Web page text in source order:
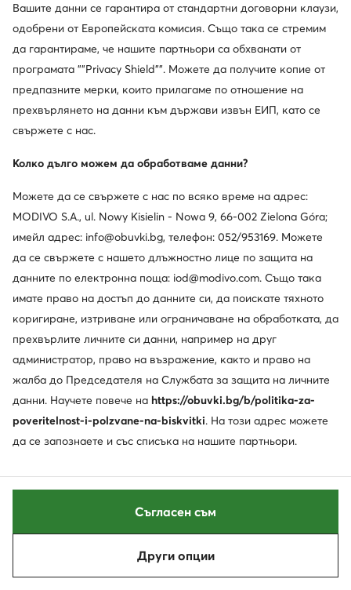
Rage Age
Боти · Бежов
143,16€
Pikolinos
Зимни обувки · Бежов
146,74€
Rieker
Актуална цена
66,98€
DeeZee
Зимни обувки · Бежов
51,12€
Вашите данни се гарантира от стандартни договорни клаузи,
одобрени от Европейската комисия. Също така се стремим
да гарантираме, че нашите партньори са обхванати от
програмата ""Privacy Shield"". Можете да получите копие от
предпазните мерки, които прилагаме по отношение на
прехвърлянето на данни към държави извън ЕИП, като се
свържете с нас.
Колко дълго можем да обработваме данни?
Можете да се свържете с нас по всяко време на адрес:
MODIVO S.A., ul. Nowy Kisielin - Nowa 9, 66-002 Zielona Góra;
имейл адрес: info@obuvki.bg, телефон: 052/953169. Можете
да се свържете с нашето длъжностно лице по защита на
данните по електронна поща: iod@modivo.com. Също така
имате право на достъп до данните си, да поискате тяхното
коригиране, изтриване или ограничаване на обработката, да
прехвърлите личните си данни, например на друг
администратор, право на възражение, както и право на
жалба до Председателя на Службата за защита на личните
данни. Научете повече на https://obuvki.bg/b/politika-za-
poveritelnost-i-polzvane-na-biskvitki. На този адрес можете
да се запознаете и със списъка на нашите партньори.
Други опции
Съгласен съм